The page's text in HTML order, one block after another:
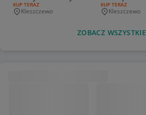
uni
RODZAJ OFERTY:
KUP TERAZ
Miejscowość
Kleszczewo
planszówka
RODZAJ OFERTY:
KUP TERAZ
Miejscowość
Kleszczewo
ZOBACZ WSZYSTKIE